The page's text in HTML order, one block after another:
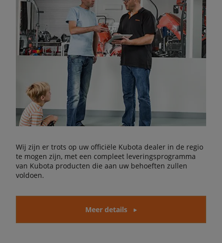
Wij zijn er trots op uw officiële Kubota dealer in de regio
te mogen zijn, met een compleet leveringsprogramma
van Kubota producten die aan uw behoeften zullen
voldoen.
Meer details